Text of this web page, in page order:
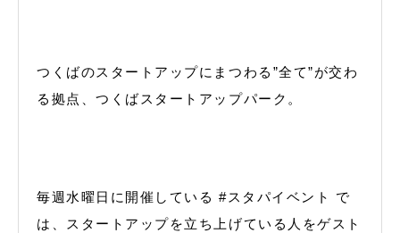
つくばのスタートアップにまつわる”全て”が交わ
る拠点、つくばスタートアップパーク。
毎週水曜日に開催している #スタパイベント で
は、スタートアップを立ち上げている人をゲスト